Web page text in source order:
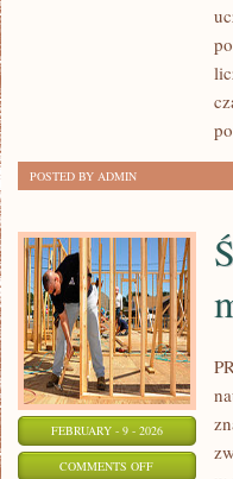
WYCHOWANIE
POSTED BY ADMIN
FEBRUARY - 9 - 2026
COMMENTS OFFON